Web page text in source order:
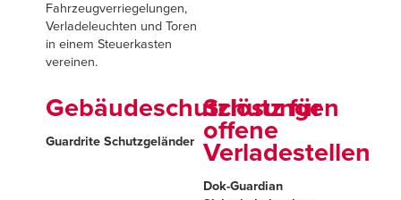
Fahrzeugverriegelungen,
Verladeleuchten und Toren
in einem Steuerkasten
vereinen.
Gebäudeschutzlösungen
Guardrite Schutzgeländer
Schutz für
offene
Verladestellen
Dok-Guardian